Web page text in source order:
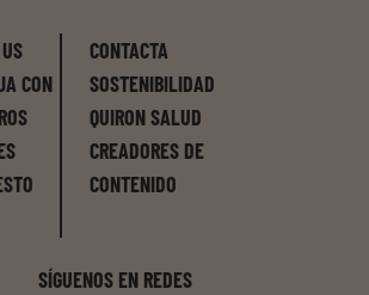
CON
CONTACTA
SOSTENIBILIDAD
QUIRON SALUD
CREADORES DE
CONTENIDO
SÍGUENOS EN REDES